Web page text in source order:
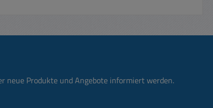
neue Produkte und Angebote informiert werden.